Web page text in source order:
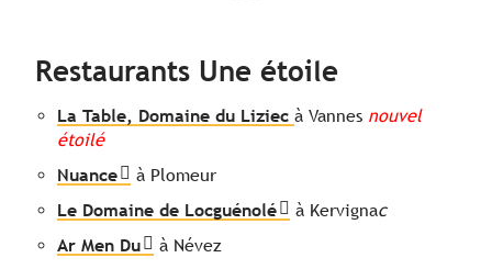
Restaurants Une étoile
La Table, Domaine du Liziec à Vannes nouvel
étoilé
Nuance
à Plomeur
Le Domaine de Locguénolé
à Kervignac
Ar Men Du
à Névez